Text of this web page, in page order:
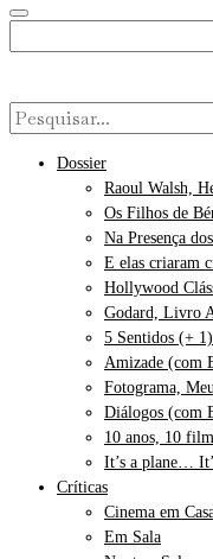
Dossier
Raoul Walsh,
Os Filhos de
Na Presença
E elas criaram
Hollywood
Godard, Livro
5 Sentidos (+ 1)
Amizade (com
Fotograma,
Diálogos (com
10 anos, 10
It’s a plane…
Críticas
Cinema em
Em Sala